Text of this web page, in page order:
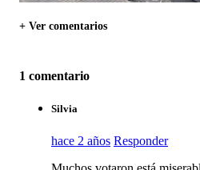
+ Ver comentarios
1 comentario
Silvia
hace 2 años Responder